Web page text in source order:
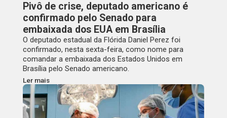
Pivô de crise, deputado americano é
confirmado pelo Senado para
embaixada dos EUA em Brasília
O deputado estadual da Flórida Daniel Perez foi
confirmado, nesta sexta-feira, como nome para
comandar a embaixada dos Estados Unidos em
Brasília pelo Senado americano.
Ler mais